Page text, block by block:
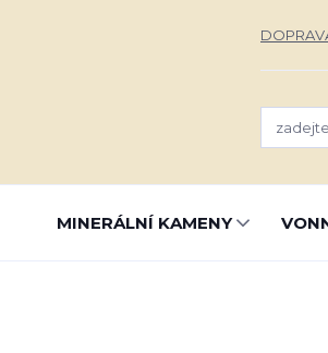
MINERÁLNÍ KAMENY